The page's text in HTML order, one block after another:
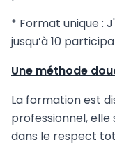
* ​Format unique :
jusqu’à 10
​Une méthode
La formation est
professionnel,
dans le respect